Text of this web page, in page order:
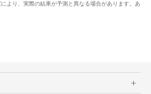
より、実際の結果が予測と異なる場合があります。あ